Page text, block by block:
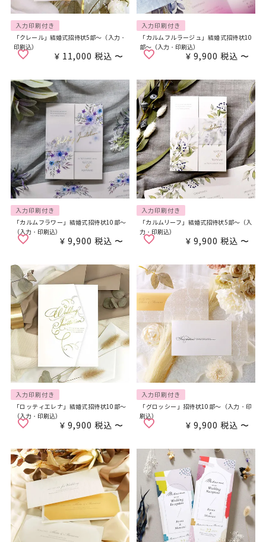
入力印刷付き
「クレール」結婚式招待状5部～（入力・
印刷込）
¥ 11,000 税込 〜
入力印刷付き
「カルムフルラージュ」結婚式招待状10
部～（入力・印刷込）
¥ 9,900 税込 〜
入力印刷付き
「カルムフラワー」結婚式招待状10部～
（入力・印刷込）
¥ 9,900 税込 〜
入力印刷付き
「カルムリーフ」結婚式招待状5部～（入
力・印刷込）
¥ 9,900 税込 〜
入力印刷付き
「ロッティエレナ」結婚式招待状10部～
（入力・印刷込）
¥ 9,900 税込 〜
入力印刷付き
「グロッシー」招待状10部～（入力・印
刷込）
¥ 9,900 税込 〜